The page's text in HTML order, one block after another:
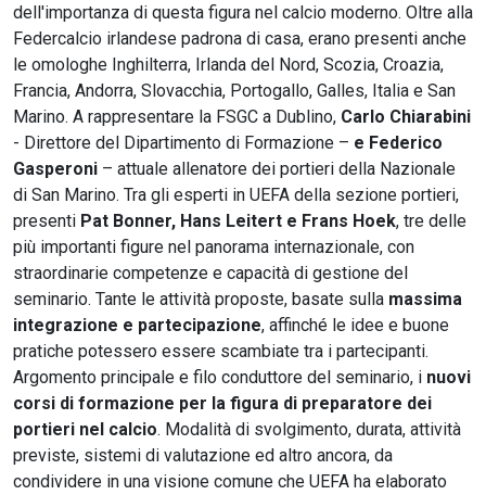
dell'importanza di questa figura nel calcio moderno. Oltre alla
Federcalcio irlandese padrona di casa, erano presenti anche
le omologhe Inghilterra, Irlanda del Nord, Scozia, Croazia,
Francia, Andorra, Slovacchia, Portogallo, Galles, Italia e San
Marino. A rappresentare la FSGC a Dublino, Carlo Chiarabini
- Direttore del Dipartimento di Formazione – e Federico
Gasperoni – attuale allenatore dei portieri della Nazionale
di San Marino. Tra gli esperti in UEFA della sezione portieri,
presenti Pat Bonner, Hans Leitert e Frans Hoek, tre delle
più importanti figure nel panorama internazionale, con
straordinarie competenze e capacità di gestione del
seminario. Tante le attività proposte, basate sulla massima
integrazione e partecipazione, affinché le idee e buone
pratiche potessero essere scambiate tra i partecipanti.
Argomento principale e filo conduttore del seminario, i nuovi
corsi di formazione per la figura di preparatore dei
portieri nel calcio. Modalità di svolgimento, durata, attività
previste, sistemi di valutazione ed altro ancora, da
condividere in una visione comune che UEFA ha elaborato